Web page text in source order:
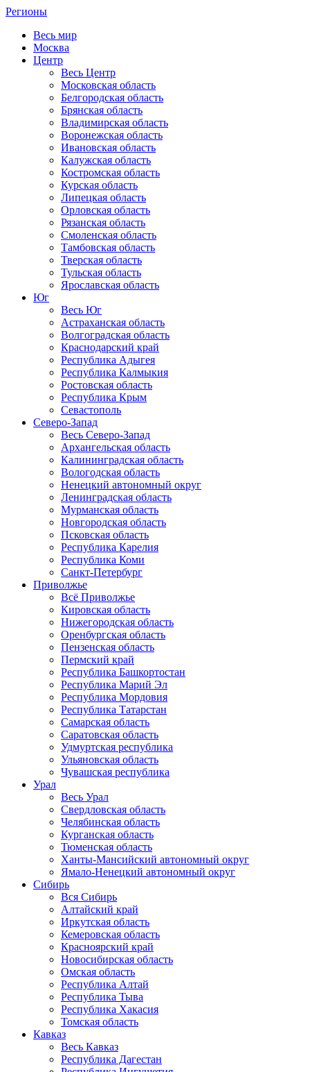
Регионы
Весь мир
Москва
Центр
Весь Центр
Московская область
Белгородская область
Брянская область
Владимирская область
Воронежская область
Ивановская область
Калужская область
Костромская область
Курская область
Липецкая область
Орловская область
Рязанская область
Смоленская область
Тамбовская область
Тверская область
Тульская область
Ярославская область
Юг
Весь Юг
Астраханская область
Волгоградская область
Краснодарский край
Республика Адыгея
Республика Калмыкия
Ростовская область
Республика Крым
Севастополь
Северо-Запад
Весь Северо-Запад
Архангельская область
Калининградская область
Вологодская область
Ненецкий автономный округ
Ленинградская область
Мурманская область
Новгородская область
Псковская область
Республика Карелия
Республика Коми
Санкт-Петербург
Приволжье
Всё Приволжье
Кировская область
Нижегородская область
Оренбургская область
Пензенская область
Пермский край
Республика Башкортостан
Республика Марий Эл
Республика Мордовия
Республика Татарстан
Самарская область
Саратовская область
Удмуртская республика
Ульяновская область
Чувашская республика
Урал
Весь Урал
Свердловская область
Челябинская область
Курганская область
Тюменская область
Ханты-Мансийский автономный округ
Ямало-Ненецкий автономный округ
Сибирь
Вся Сибирь
Алтайский край
Иркутская область
Кемеровская область
Красноярский край
Новосибирская область
Омская область
Республика Алтай
Республика Тыва
Республика Хакасия
Томская область
Кавказ
Весь Кавказ
Республика Дагестан